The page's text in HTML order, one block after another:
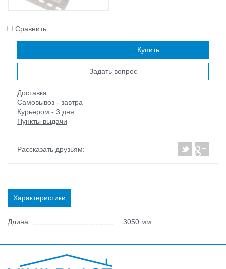
Сравнить
Купить
Задать вопрос
Доставка:
Самовывоз - завтра
Курьером - 3 дня
Пункты выдачи
Рассказать друзьям:
Характеристики
Длина 3050 мм